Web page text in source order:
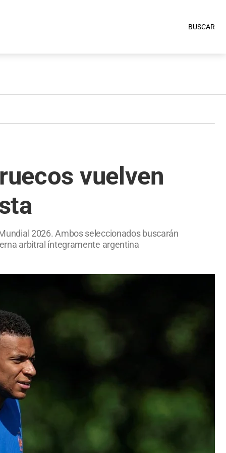
BUSCAR
vuelven
2026. Ambos seleccionados buscarán
arbitral íntegramente argentina